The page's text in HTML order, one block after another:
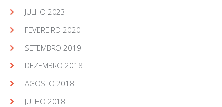
JULHO 2023
FEVEREIRO 2020
SETEMBRO 2019
DEZEMBRO 2018
AGOSTO 2018
JULHO 2018